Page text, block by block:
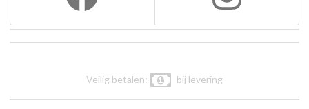
Veilig betalen: bij levering